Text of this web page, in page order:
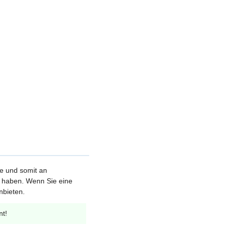
und somit an
Wenn Sie eine